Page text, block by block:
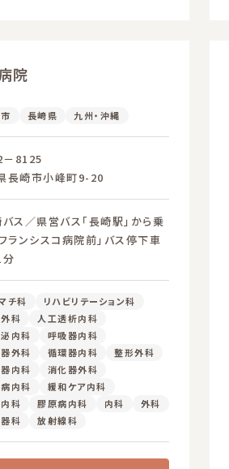
院
長崎県 九州・沖縄
－8125
長崎市小峰町9-20
バス／県営バス「長崎駅」から乗
フランシスコ病院前」バス停下車
チ科
リハビリテーション科
科
人工透析内科
内科
呼吸器内科
外科
循環器内科
整形外科
内科
消化器外科
内科
緩和ケア内科
科
膠原病内科 内科
外科
科
放射線科